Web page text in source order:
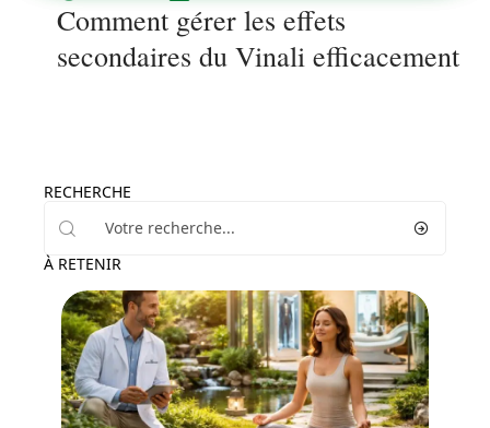
Comment gérer les effets
secondaires du Vinali efficacement
RECHERCHE
À RETENIR
Actualité